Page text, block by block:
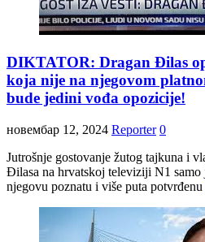
DIKTATOR: Dragan Đilas
koja nije na njegovom
bude jedini vođa opozicije!
новембар 12, 2024 Reporter 0
Jutrošnje gostovanje žutog tajkuna i
Đilasa na hrvatskoj televiziji N1
njegovu poznatu i više puta potvrđenu